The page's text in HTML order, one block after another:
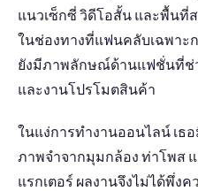
แนวเซ็กซี่ วิดีโอสั้น และพื้นที่
ในช่องทางที่แฟนคลับเฉพาะ
ยังมีภาพลักษณ์ด้านแฟชั่นที่ช่ว
และงานโปรโมตสินค้า
ในแง่การทำงานออนไลน์ เธ
ภาพจำจากมุมกล้อง ท่าโพส
แรกเตอร์ ผลงานจึงไม่ได้พึ่งค